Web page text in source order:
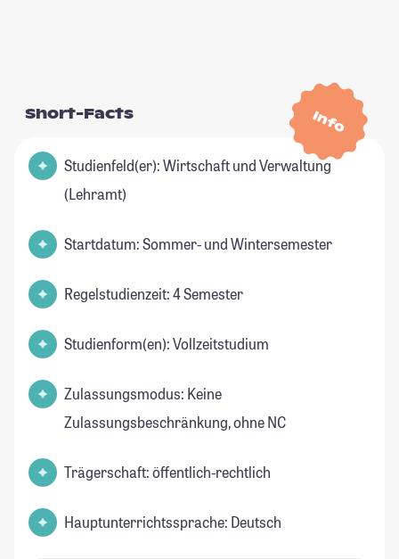
Info
Short-Facts
Studienfeld(er): Wirtschaft und Verwaltung
(Lehramt)
Startdatum: Sommer- und Wintersemester
Regelstudienzeit: 4 Semester
Studienform(en): Vollzeitstudium
Zulassungsmodus: Keine
Zulassungsbeschränkung, ohne NC
Trägerschaft: öffentlich-rechtlich
Hauptunterrichtssprache: Deutsch